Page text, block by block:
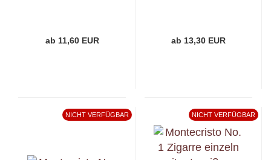
ab 11,60 EUR ab 13,30 EUR
NICHT VERFÜGBAR NICHT VERFÜGBAR